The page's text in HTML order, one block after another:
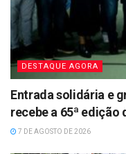
DESTAQUE AGORA
Entrada solidária e
recebe a 65ª edição
7 DE AGOSTO DE 2026